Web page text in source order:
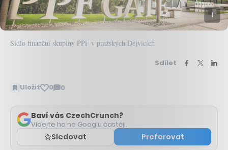
Sídlo finanční skupiny PPF v pražských Dejvicích
Sdílet
Uložit 0 0
Zobrazit
Baví vás CzechCrunch?
Vídejte ho na Googlu častěji.
Sledovat Preferovat